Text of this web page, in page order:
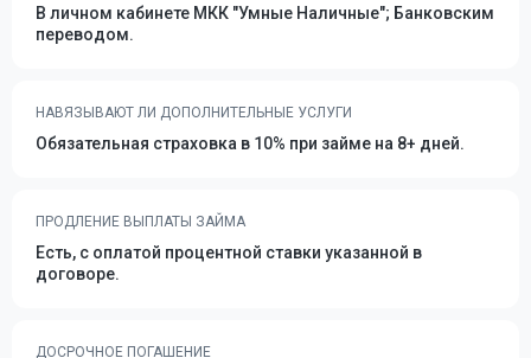
В личном кабинете МКК "Умные Наличные"; Банковским
переводом.
НАВЯЗЫВАЮТ ЛИ ДОПОЛНИТЕЛЬНЫЕ УСЛУГИ
Обязательная страховка в 10% при займе на 8+ дней.
ПРОДЛЕНИЕ ВЫПЛАТЫ ЗАЙМА
Есть, с оплатой процентной ставки указанной в
договоре.
ДОСРОЧНОЕ ПОГАШЕНИЕ